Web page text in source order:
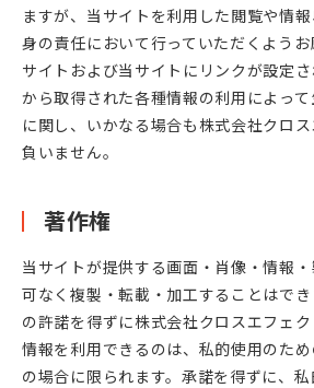
ますが、当サイトを利用した閲覧や情
身の責任において行っていただくよう
サイトおよび当サイトにリンクが設定
から取得された各種情報の利用によっ
に関し、いかなる場合も株式会社クロ
負いません。
著作権
当サイトが提供する画面・肖像・情報
可なく複製・転載・加工することはで
の許諾を得ずに株式会社クロスエフェ
情報を利用できるのは、私的使用のた
の場合に限られます。承諾を得ずに、